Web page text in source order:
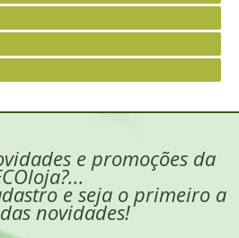
e promoções da
e seja o primeiro a
novidades!